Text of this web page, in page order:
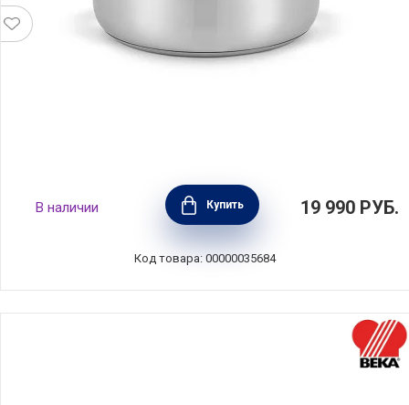
Кастрюля с крышкой CICLA 5,2 л, диаметр
24 см, нержавеющая сталь, BEKA, Бельгия,
101034
В наличии Купить 19 990 РУБ.
Код товара: 00000035684